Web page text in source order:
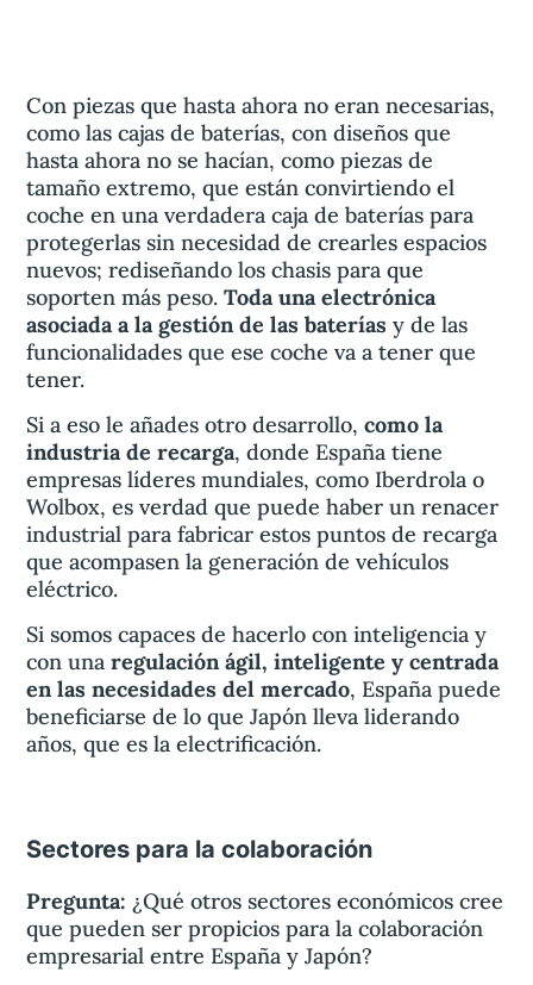
Con piezas que hasta ahora no eran necesarias,
como las cajas de baterías, con diseños que
hasta ahora no se hacían, como piezas de
tamaño extremo, que están convirtiendo el
coche en una verdadera caja de baterías para
protegerlas sin necesidad de crearles espacios
nuevos; rediseñando los chasis para que
soporten más peso.Toda una electrónica
asociada a la gestión de las baterías y de las
funcionalidades que ese coche va a tener que
tener.
Si a eso le añades otro desarrollo,como la
industria de recarga, donde España tiene
empresas líderes mundiales, como Iberdrola o
Wolbox, es verdad que puede haber un renacer
industrial para fabricar estos puntos de recarga
que acompasen la generación de vehículos
eléctrico.
Si somos capaces de hacerlo con inteligencia y
con unaregulación ágil, inteligente y centrada
en las necesidades del mercado, España puede
beneficiarse de lo que Japón lleva liderando
años, que es la electrificación.
Sectores para la colaboración
Pregunta: ¿Qué otros sectores económicos cree
que pueden ser propicios para la colaboración
empresarial entre España y Japón?